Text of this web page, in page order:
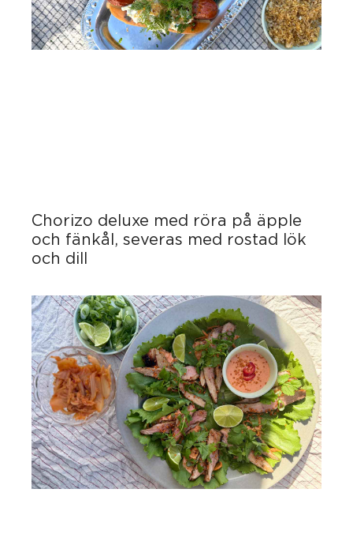
Chorizo deluxe med röra på äpple
och fänkål, severas med rostad lök
och dill